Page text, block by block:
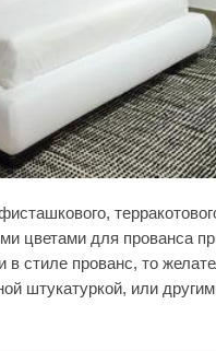
цветами для прованса
в стиле прованс, то
штукатуркой, или